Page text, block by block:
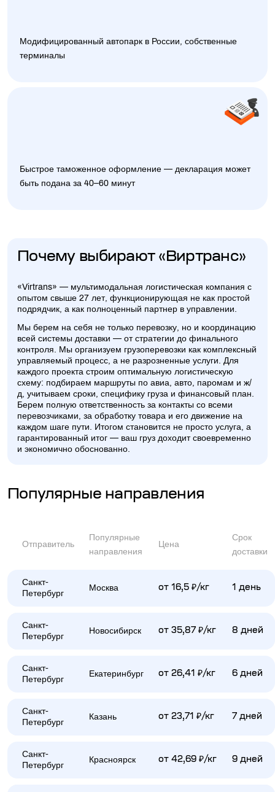
Модифицированный автопарк в России, собственные
терминалы
Быстрое таможенное оформление — декларация может
быть подана за 40–60 минут
Почему выбирают «Виртранс»
«Virtrans» — мультимодальная логистическая компания с
опытом свыше 27 лет, функционирующая не как простой
подрядчик, а как полноценный партнер в управлении.
Мы берем на себя не только перевозку, но и координацию
всей системы доставки — от стратегии до финального
контроля. Мы организуем грузоперевозки как комплексный
управляемый процесс, а не разрозненные услуги. Для
каждого проекта строим оптимальную логистическую
схему: подбираем маршруты по авиа, авто, паромам и ж/
д, учитываем сроки, специфику груза и финансовый план.
Берем полную ответственность за контакты со всеми
перевозчиками, за обработку товара и его движение на
каждом шаге пути. Итогом становится не просто услуга, а
гарантированный итог — ваш груз доходит своевременно
и экономично обоснованно.
Популярные направления
Отправитель
Популярные
направления
Цена
Срок
доставки
Санкт-
Петербург
Москва от 16,5 ₽/кг 1 день
Санкт-
Петербург
Новосибирск от 35,87 ₽/кг 8 дней
Санкт-
Петербург
Екатеринбург от 26,41 ₽/кг 6 дней
Санкт-
Петербург
Казань от 23,71 ₽/кг 7 дней
Санкт-
Петербург
Красноярск от 42,69 ₽/кг 9 дней